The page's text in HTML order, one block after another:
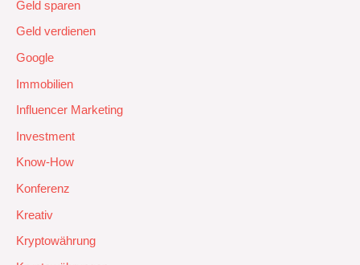
Geld sparen
Geld verdienen
Google
Immobilien
Influencer Marketing
Investment
Know-How
Konferenz
Kreativ
Kryptowährung